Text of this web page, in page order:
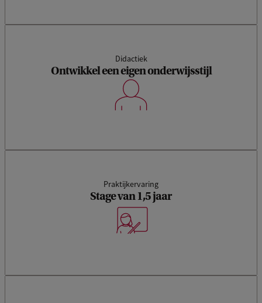
Didactiek
Ontwikkel een eigen onderwijsstijl
Praktijkervaring
Stage van 1,5 jaar